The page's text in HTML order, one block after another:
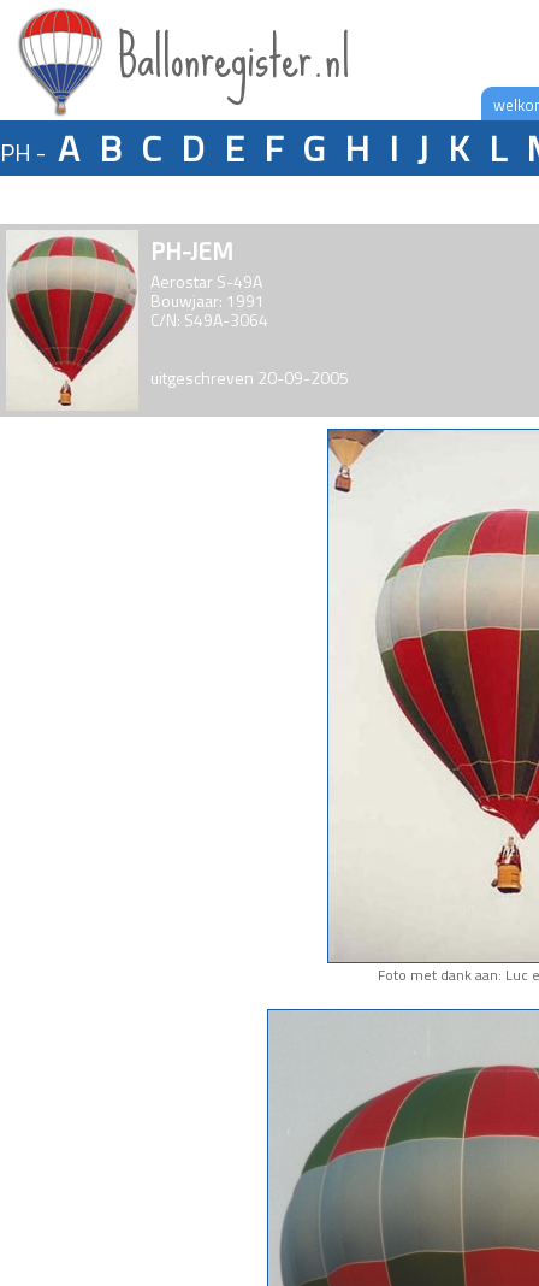
Ballonregister.nl
PH - A B C D E F G H I J K L
PH-JEM
Aerostar S-49A
Bouwjaar: 1991
C/N: S49A-3064
uitgeschreven 20-09-2005
Foto met dank aan: Luc